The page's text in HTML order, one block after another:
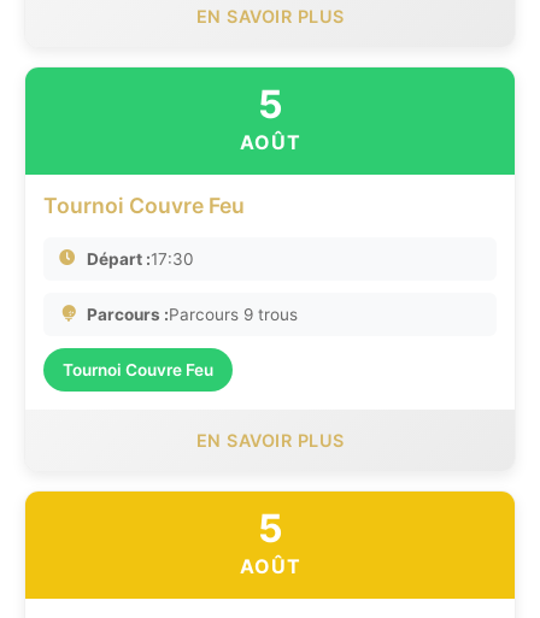
EN SAVOIR PLUS
5
AOÛT
Tournoi Couvre Feu
Départ :17:30
Parcours :Parcours 9 trous
Tournoi Couvre Feu
EN SAVOIR PLUS
5
AOÛT